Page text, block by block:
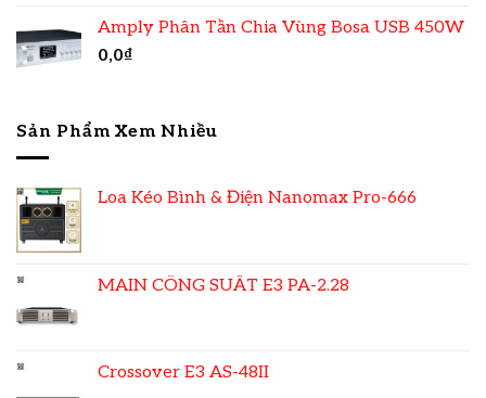
Amply Phân Tần Chia Vùng Bosa USB 450W
0,0₫
Sản Phẩm Xem Nhiều
Loa Kéo Bình & Điện Nanomax Pro-666
MAIN CÔNG SUẤT E3 PA-2.28
Crossover E3 AS-48II